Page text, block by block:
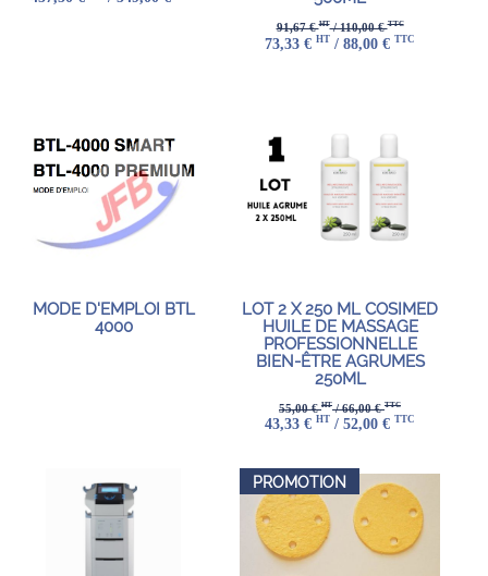
91,67 €HT/ 110,00 €TTC
73,33 € HT / 88,00 € TTC
MODE D'EMPLOI BTL
4000
LOT 2 X 250 ML COSIMED
HUILE DE MASSAGE
PROFESSIONNELLE
BIEN-ÊTRE AGRUMES
250ML
55,00 €HT/ 66,00 €TTC
43,33 € HT / 52,00 € TTC
PROMOTION